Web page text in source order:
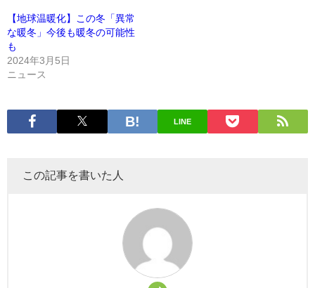
【地球温暖化】この冬「異常
な暖冬」今後も暖冬の可能性
も
2024年3月5日
ニュース
LINE
この記事を書いた人